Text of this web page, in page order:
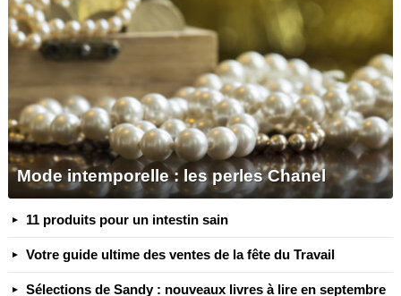
Mode intemporelle : les perles Chanel
11 produits pour un intestin sain
Votre guide ultime des ventes de la fête du Travail
Sélections de Sandy : nouveaux livres à lire en septembre